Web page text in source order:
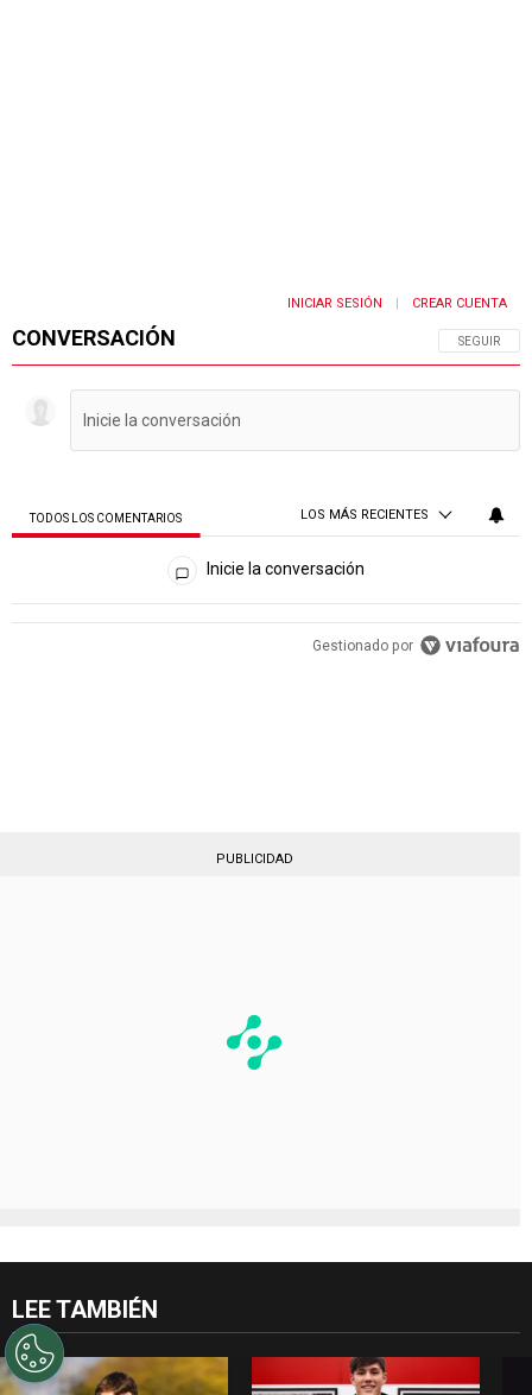
CONVERSACIÓN SIGA ESTA
SEGUIR
INICIAR SESIÓN CREAR CUENTA
TODOS LOS COMENTARIOS LOS MÁS RECIENTES
Todos los comentarios
Inicie la conversación
PUBLICIDAD
LEE TAMBIÉN